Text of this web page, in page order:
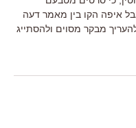
איפה הקו בין מאמר דעה
מבקר מסוים ולהסתייג